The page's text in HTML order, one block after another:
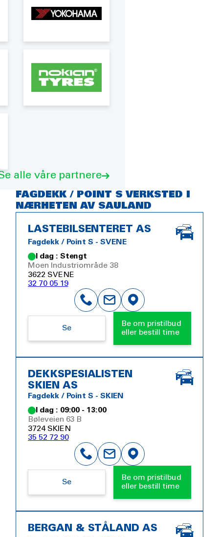
alle våre partnere
FAGDEKK / POINT S VERKSTED I
NÆRHETEN AV SAULAND
LASTEBILSENTERET AS
Fagdekk / Point S - SVENE
I dag : Stengt
Moen Industriområde 38
3622 SVENE
32 70 05 19
Se
Be om pristilbud
eller bestill time
DEKKSPESIALISTEN
SKIEN AS
Fagdekk / Point S - SKIEN
I dag : 09:00 - 13:00
Bøleveien 63 B
3724 SKIEN
35 52 72 90
Se
Be om pristilbud
eller bestill time
BERGAN & STÅLAND AS